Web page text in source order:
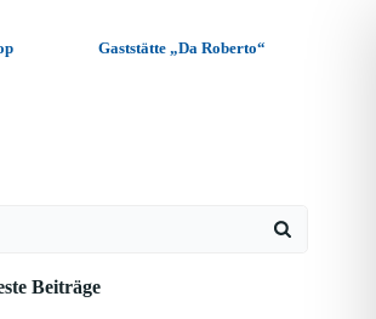
Gaststätte „Da Roberto“
Beiträge